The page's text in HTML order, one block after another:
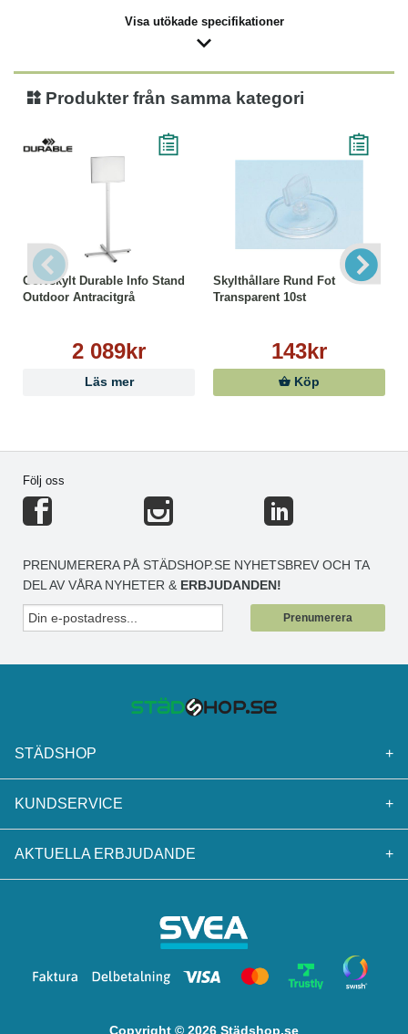
Visa utökade specifikationer
Produkter från samma kategori
Golvskylt Durable Info Stand
Outdoor Antracitgrå
2 089kr
Läs mer
Skylthållare Rund Fot
Transparent 10st
143kr
Köp
Följ oss
PRENUMERERA PÅ STÄDSHOP.SE NYHETSBREV OCH TA
DEL AV VÅRA NYHETER & ERBJUDANDEN!
Prenumerera
STÄDSHOP +
KUNDSERVICE +
AKTUELLA ERBJUDANDE +
Copyright © 2026 Städshop.se